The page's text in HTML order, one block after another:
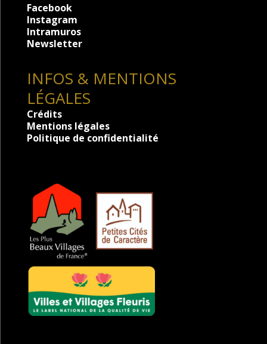
Facebook
Instagram
Intramuros
Newsletter
INFOS & MENTIONS
LÉGALES
Crédits
Mentions légales
Politique de confidentialité